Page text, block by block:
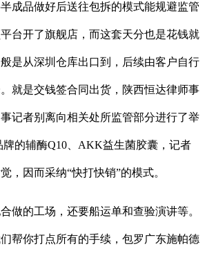
成品做好后送往包拆的模式能规避监管
台开了旗舰店，而这套天分也是花钱就
是从深圳仓库出口到，后续由客户自行
就是交钱签合同出货，陕西恒达律师事
记者别离向相关处所监管部分进行了举
的辅酶Q10、AKK益生菌胶囊，记者
，因而采纳“快打快销”的模式。
的工场，还要船运单和查验演讲等。
帮你打点所有的手续，包罗广东施帕德